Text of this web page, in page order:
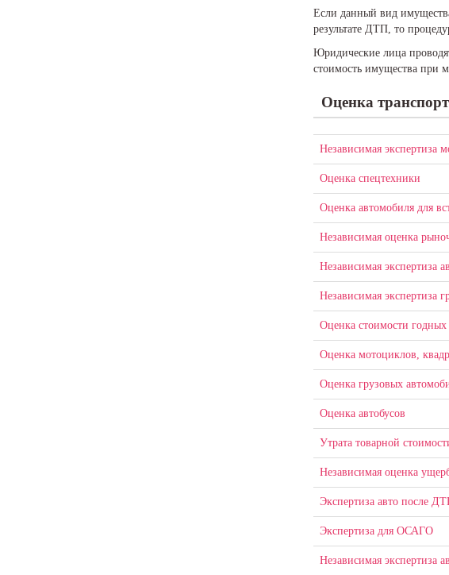
Если данный вид
результате ДТП, то
Юридические лица
стоимость имущества при
Оценка
Независимая экспертиза
Оценка спецтехники
Оценка автомобиля для
Независимая оценка
Независимая экспертиза
Независимая экспертиза
Оценка стоимости годных
Оценка мотоциклов,
Оценка грузовых
Оценка автобусов
Утрата товарной
Независимая оценка
Экспертиза авто после
Экспертиза для ОСАГО
Независимая экспертиза